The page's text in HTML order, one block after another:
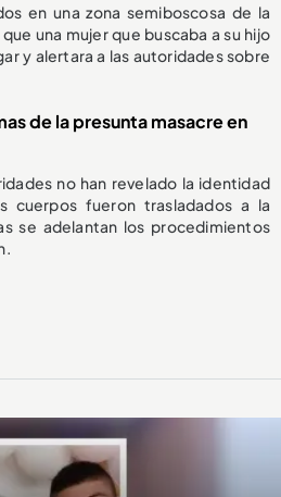
en una zona semiboscosa de la
una mujer que buscaba a su hijo
y alertara a las autoridades sobre
de la presunta masacre en
no han revelado la identidad
cuerpos fueron trasladados a la
se adelantan los procedimientos